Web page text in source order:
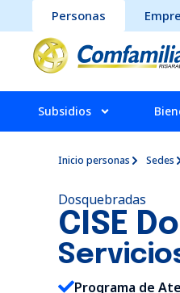
Personas
Subsidios
Inicio personas Sedes
Dosquebradas
CISE
Programa de